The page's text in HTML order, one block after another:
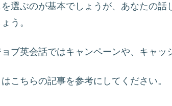
を選ぶのが基本でしょうが、あなたの
う。
ブ英会話ではキャンペーンや、キャッ
こちらの記事を参考にしてください。